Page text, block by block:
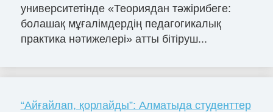
университетінде «Теориядан тәжірибеге:
болашақ мұғалімдердің педагогикалық
практика нәтижелері» атты бітіруш...
“Айғайлап, қорлайды”: Алматыда студенттер